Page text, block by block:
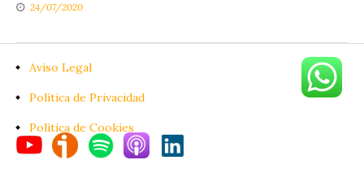
24/07/2020
Aviso Legal
Política de Privacidad
Política de Cookies